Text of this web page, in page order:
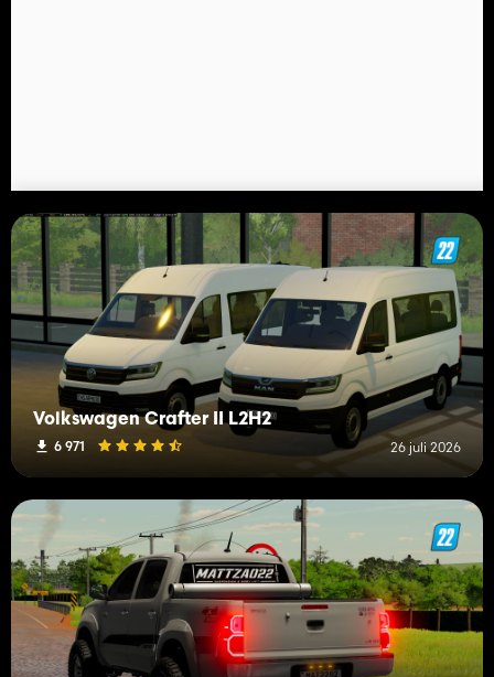
Volkswagen Crafter II L2H2
6 971 26 juli 2026